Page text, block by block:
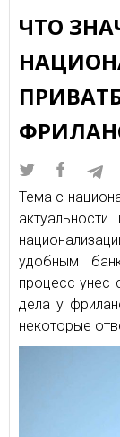
ЧТО
Тема с
удобным
процесс унес
дела у
некоторые